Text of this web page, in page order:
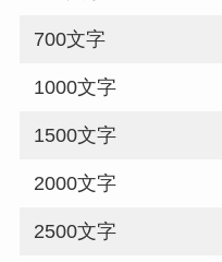
700文字
1000文字
1500文字
2000文字
2500文字